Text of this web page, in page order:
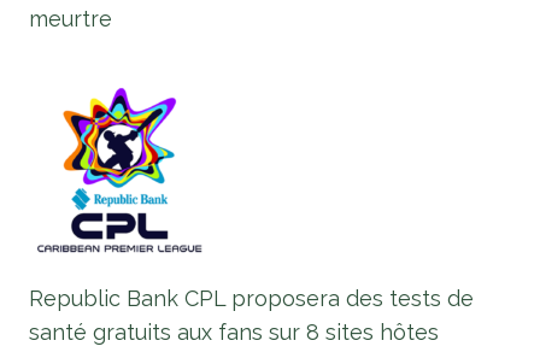
meurtre
Republic Bank CPL proposera des tests de
santé gratuits aux fans sur 8 sites hôtes